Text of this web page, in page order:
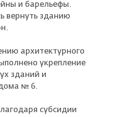
и барельефы.
вернуть зданию
архитектурного
укрепление
зданий и
№ 6.
субсидии